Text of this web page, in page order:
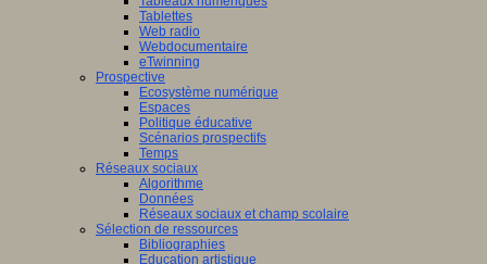
Tablettes
Web radio
Webdocumentaire
eTwinning
Prospective
Ecosystème numérique
Espaces
Politique éducative
Scénarios prospectifs
Temps
Réseaux sociaux
Algorithme
Données
Réseaux sociaux et champ scolaire
Sélection de ressources
Bibliographies
Education artistique